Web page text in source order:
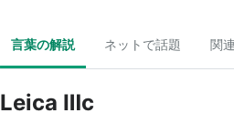
言葉の解説 ネットで話題 関
Leica Ⅲc